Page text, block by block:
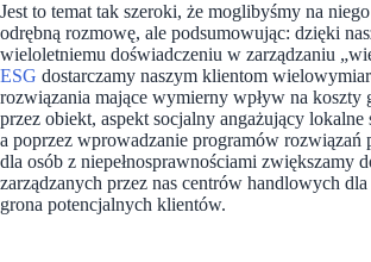
Jest to temat tak szeroki, że moglibyśmy na
odrębną rozmowę, ale podsumowując: dzięki
wieloletniemu doświadczeniu w zarządzaniu
ESG dostarczamy naszym klientom
rozwiązania mające wymierny wpływ na koszty
przez obiekt, aspekt socjalny angażujący lokalne
a poprzez wprowadzanie programów rozwiązań
dla osób z niepełnosprawnościami zwiększamy
zarządzanych przez nas centrów handlowych dla
grona potencjalnych klientów.